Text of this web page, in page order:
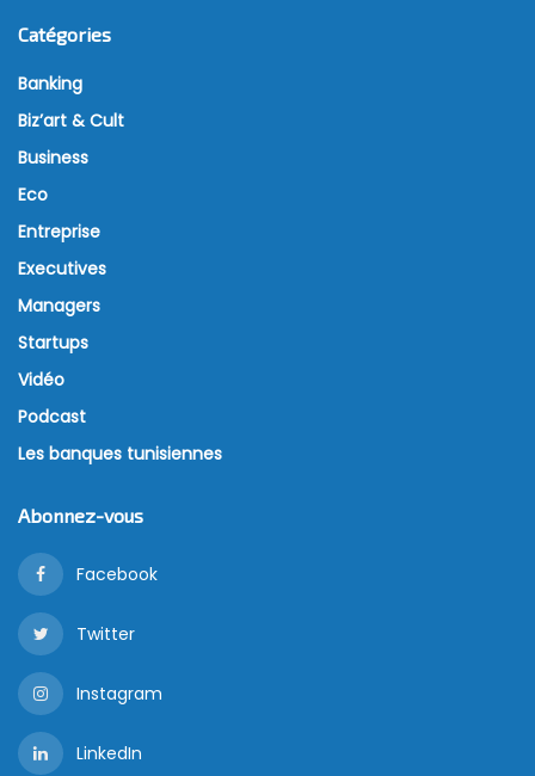
Catégories
Banking
Biz’art & Cult
Business
Eco
Entreprise
Executives
Managers
Startups
Vidéo
Podcast
Les banques tunisiennes
Abonnez-vous
Facebook
Twitter
Instagram
LinkedIn